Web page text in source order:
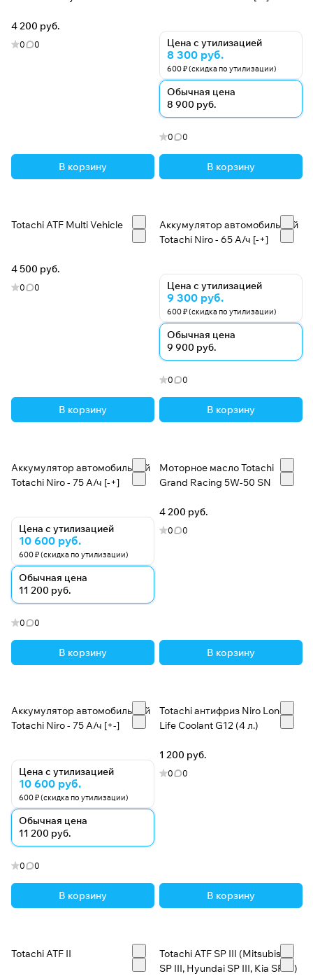
4 200 руб.
0 0
В корзину
Цена с утилизацией
8 300 руб.
600 ₽ (скидка по утилизации)
Обычная цена
8 900 руб.
0 0
В корзину
Totachi ATF Multi Vehicle
4 500 руб.
0 0
В корзину
Аккумулятор автомобильный
Totachi Niro - 65 А/ч [-+]
Цена с утилизацией
9 300 руб.
600 ₽ (скидка по утилизации)
Обычная цена
9 900 руб.
0 0
В корзину
Аккумулятор автомобильный
Totachi Niro - 75 А/ч [-+]
Цена с утилизацией
10 600 руб.
600 ₽ (скидка по утилизации)
Обычная цена
11 200 руб.
0 0
В корзину
Моторное масло Totachi
Grand Racing 5W-50 SN
4 200 руб.
0 0
В корзину
Аккумулятор автомобильный
Totachi Niro - 75 А/ч [+-]
Цена с утилизацией
10 600 руб.
600 ₽ (скидка по утилизации)
Обычная цена
11 200 руб.
0 0
В корзину
Totachi антифриз Niro Long
Life Coolant G12 (4 л.)
1 200 руб.
0 0
В корзину
Totachi ATF II
Totachi ATF SP III (Mitsubishi
SP III, Hyundai SP III, Kia SP III)